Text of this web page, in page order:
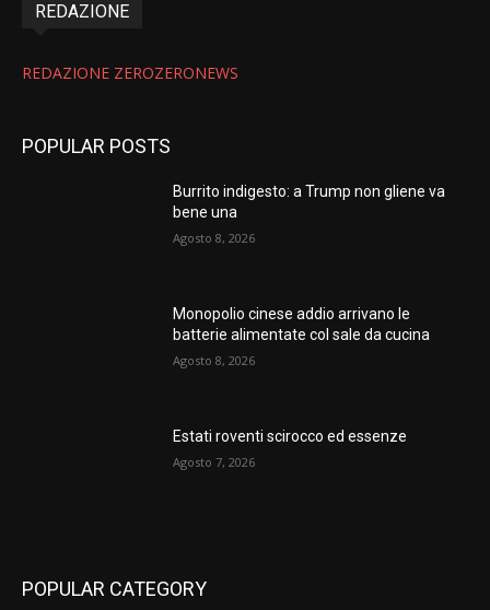
REDAZIONE
REDAZIONE ZEROZERONEWS
POPULAR POSTS
Burrito indigesto: a Trump non gliene va
bene una
Agosto 8, 2026
Monopolio cinese addio arrivano le
batterie alimentate col sale da cucina
Agosto 8, 2026
Estati roventi scirocco ed essenze
Agosto 7, 2026
POPULAR CATEGORY